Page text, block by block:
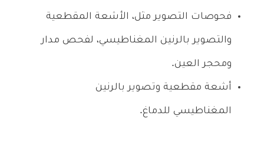
فحوصات التصوير مثل، الأشعة المقطعية
والتصوير بالرنين المغناطيسي، لفحص مدار
ومحجر العين.
أشعة مقطعية وتصوير بالرنين
المغناطيسي للدماغ.